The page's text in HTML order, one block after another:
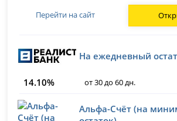
Перейти на сайт
На ежедневный
14.10% от 30 до 60 дн.
Альфа-Счёт (на